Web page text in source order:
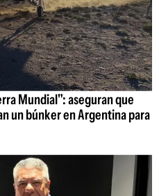
Mundial": aseguran que
un búnker en Argentina para